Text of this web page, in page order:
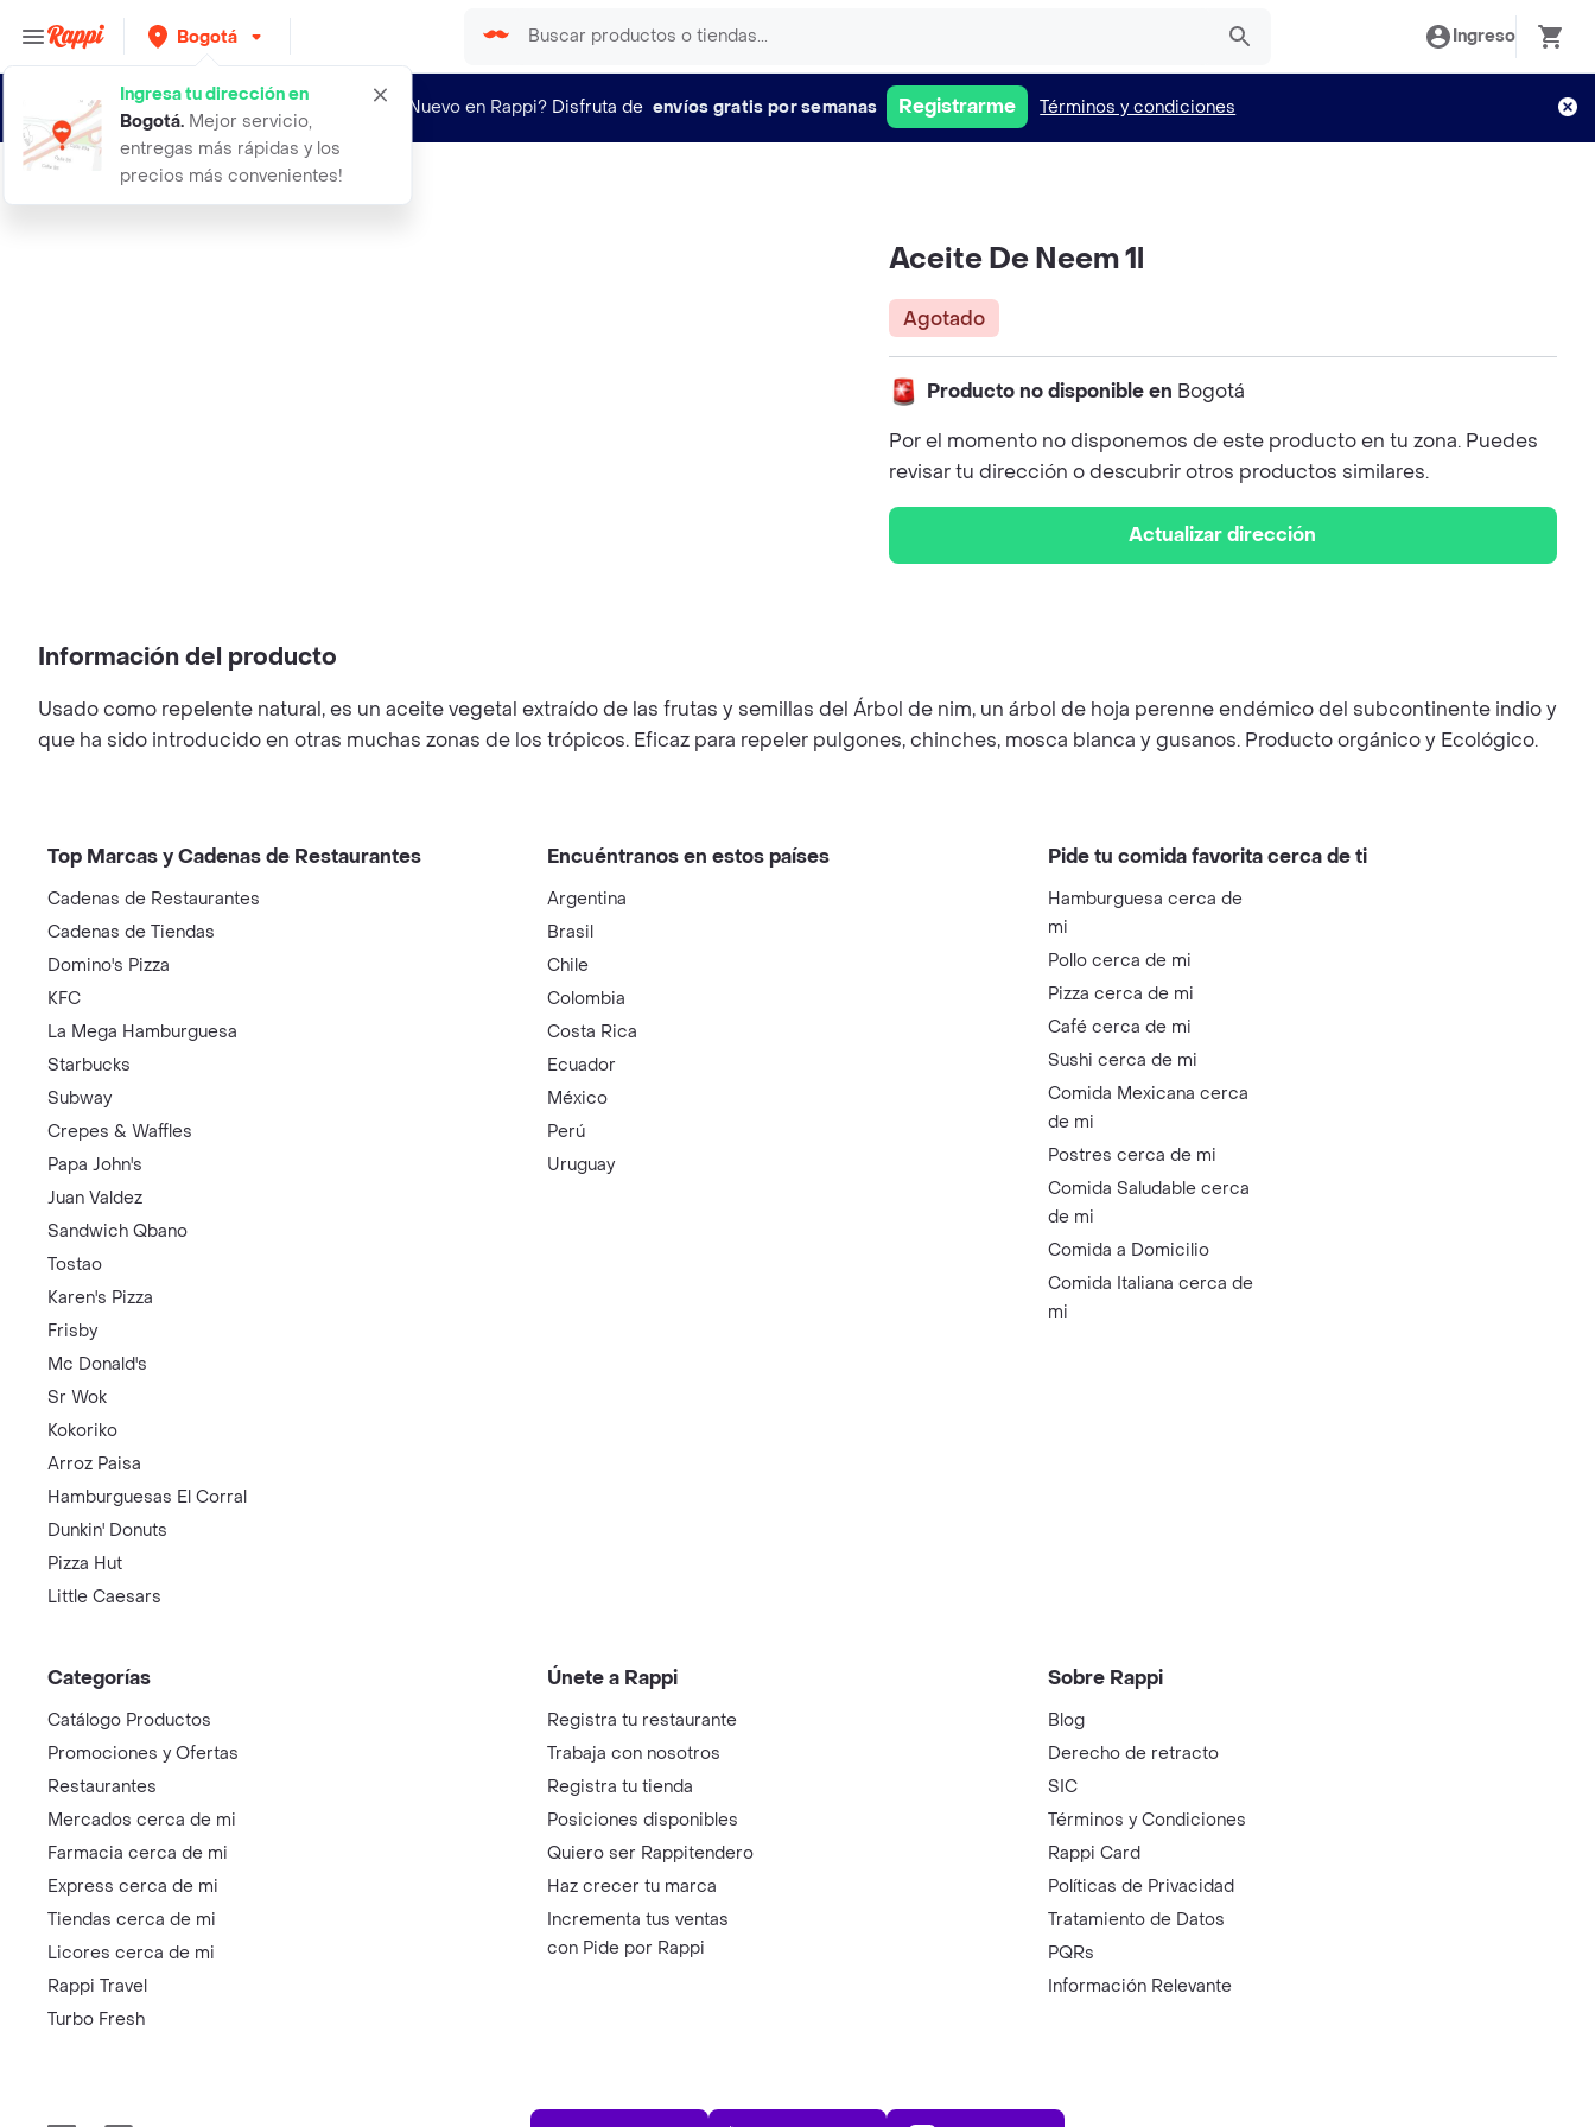
Bogotá
Ingresa tu dirección en
Bogotá. Mejor servicio,
entregas más rápidas y los
precios más convenientes!
Ingreso
¿Nuevo en Rappi? Disfruta de envíos gratis por semanas Registrarme Términos y condiciones
aceite de neem 1l
Aceite De Neem 1l
Agotado
Producto no disponible en Bogotá
Por el momento no disponemos de este producto en tu zona. Puedes
revisar tu dirección o descubrir otros productos similares.
Actualizar dirección
Información del producto
Usado como repelente natural, es un aceite vegetal extraído de las frutas y semillas del Árbol de nim, un árbol de hoja perenne endémico del subcontinente indio y
que ha sido introducido en otras muchas zonas de los trópicos. Eficaz para repeler pulgones, chinches, mosca blanca y gusanos. Producto orgánico y Ecológico.
Top Marcas y Cadenas de Restaurantes
Cadenas de Restaurantes
Cadenas de Tiendas
Domino's Pizza
KFC
La Mega Hamburguesa
Starbucks
Subway
Crepes & Waffles
Papa John's
Juan Valdez
Sandwich Qbano
Tostao
Karen's Pizza
Frisby
Mc Donald's
Sr Wok
Kokoriko
Arroz Paisa
Hamburguesas El Corral
Dunkin' Donuts
Pizza Hut
Little Caesars
Encuéntranos en estos países
Argentina
Brasil
Chile
Colombia
Costa Rica
Ecuador
México
Perú
Uruguay
Pide tu comida favorita cerca de ti
Hamburguesa cerca de
mi
Pollo cerca de mi
Pizza cerca de mi
Café cerca de mi
Sushi cerca de mi
Comida Mexicana cerca
de mi
Postres cerca de mi
Comida Saludable cerca
de mi
Comida a Domicilio
Comida Italiana cerca de
mi
Categorías
Catálogo Productos
Promociones y Ofertas
Restaurantes
Mercados cerca de mi
Farmacia cerca de mi
Express cerca de mi
Tiendas cerca de mi
Licores cerca de mi
Rappi Travel
Turbo Fresh
Únete a Rappi
Registra tu restaurante
Trabaja con nosotros
Registra tu tienda
Posiciones disponibles
Quiero ser Rappitendero
Haz crecer tu marca
Incrementa tus ventas
con Pide por Rappi
Sobre Rappi
Blog
Derecho de retracto
SIC
Términos y Condiciones
Rappi Card
Políticas de Privacidad
Tratamiento de Datos
PQRs
Información Relevante
App Store Play Store AppGallery